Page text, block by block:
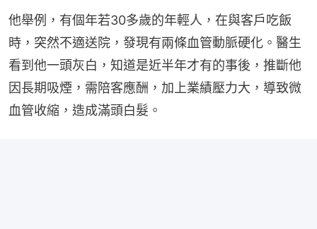
他舉例，有個年若30多歲的年輕人，在與客戶吃飯
時，突然不適送院，發現有兩條血管動脈硬化。醫生
看到他一頭灰白，知道是近半年才有的事後，推斷他
因長期吸煙，需陪客應酬，加上業績壓力大，導致微
血管收縮，造成滿頭白髮。